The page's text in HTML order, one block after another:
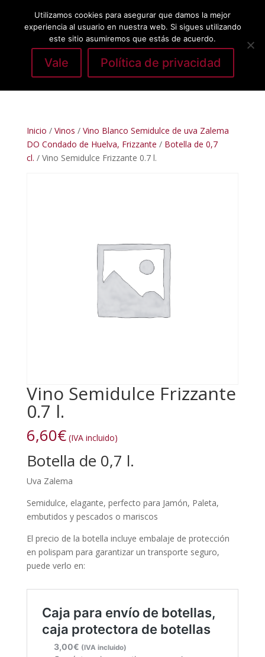
Seleccionar página
Inicio / Vinos / Vino Blanco Semidulce de uva Zalema
DO Condado de Huelva, Frizzante / Botella de 0,7
cl. / Vino Semidulce Frizzante 0.7 l.
Vino Semidulce Frizzante
0.7 l.
6,60€ (IVA incluido)
Botella de 0,7 l.
Uva Zalema
Semidulce, elagante, perfecto para Jamón, Paleta,
embutidos y pescados o mariscos
El precio de la botella incluye embalaje de protección
en polispam para garantizar un transporte seguro,
puede verlo en:
Utilizamos cookies para asegurar que damos la mejor
experiencia al usuario en nuestra web. Si sigues utilizando
este sitio asumiremos que estás de acuerdo.
Vale Política de privacidad